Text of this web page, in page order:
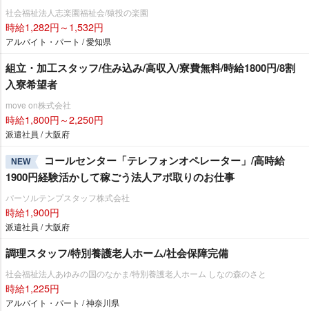
社会福祉法人志楽園福祉会/猿投の楽園
時給1,282円～1,532円
アルバイト・パート / 愛知県
組立・加工スタッフ/住み込み/高収入/寮費無料/時給1800円/8割
入寮希望者
move on株式会社
時給1,800円～2,250円
派遣社員 / 大阪府
NEW
コールセンター「テレフォンオペレーター」/高時給
1900円経験活かして稼ごう法人アポ取りのお仕事
パーソルテンプスタッフ株式会社
時給1,900円
派遣社員 / 大阪府
調理スタッフ/特別養護老人ホーム/社会保障完備
社会福祉法人あゆみの国のなかま/特別養護老人ホーム しなの森のさと
時給1,225円
アルバイト・パート / 神奈川県